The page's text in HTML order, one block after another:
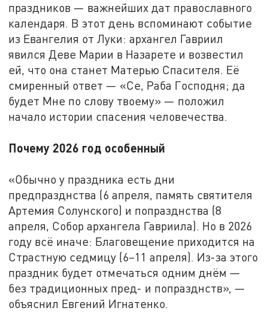
праздников — важнейших дат православного
календаря. В этот день вспоминают событие
из Евангелия от Луки: архангел Гавриил
явился Деве Марии в Назарете и возвестил
ей, что она станет Матерью Спасителя. Её
смиренный ответ — «Се, Раба Господня; да
будет Мне по слову твоему» — положил
начало истории спасения человечества.
Почему 2026 год особенный
«Обычно у праздника есть дни
предпразднства (6 апреля, память святителя
Артемия Солунского) и попразднства (8
апреля, Собор архангела Гавриила). Но в 2026
году всё иначе: Благовещение приходится на
Страстную седмицу (6–11 апреля). Из-за этого
праздник будет отмечаться одним днём —
без традиционных пред- и попразднств», —
объяснил Евгений Игнатенко.